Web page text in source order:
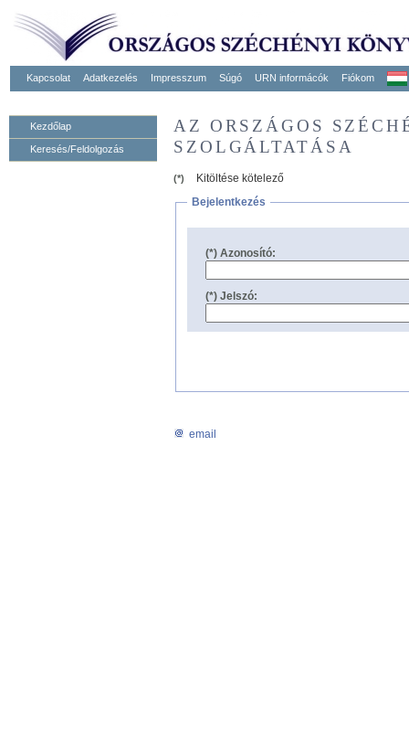
Kapcsolat Adatkezelés Impresszum Súgó URN informácók Fiókom
Kezdőlap
Keresés/Feldolgozás
AZ ORSZÁGOS
SZOLGÁLTATÁSA
(*)
Kitöltése kötelező
Bejelentkezés
(*) Azonosító:
(*) Jelszó:
email